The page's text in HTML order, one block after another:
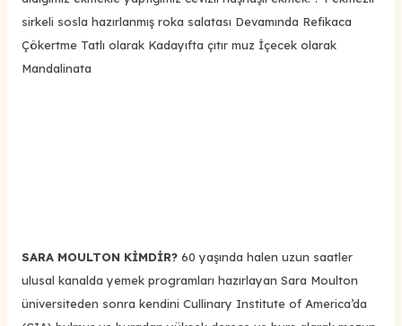
sirkeli sosla hazırlanmış roka salatası Devamında Refikaca
Çökertme Tatlı olarak Kadayıfta çıtır muz İçecek olarak
Mandalinata
SARA MOULTON KİMDİR? 60 yaşında halen uzun saatler
ulusal kanalda yemek programları hazırlayan Sara Moulton
üniversiteden sonra kendini Cullinary Institute of America’da